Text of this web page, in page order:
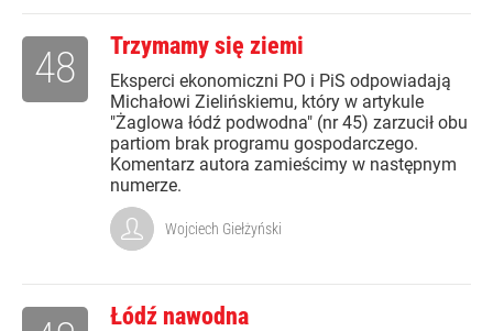
Trzymamy się ziemi
Eksperci ekonomiczni PO i PiS odpowiadają
Michałowi Zielińskiemu, który w artykule
"Żaglowa łódź podwodna" (nr 45) zarzucił obu
partiom brak programu gospodarczego.
Komentarz autora zamieścimy w następnym
numerze.
48
Wojciech Giełżyński
Łódź nawodna